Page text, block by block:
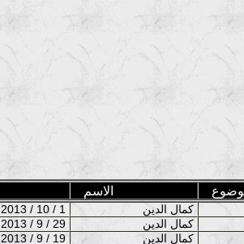
الاسم
2013 / 10 / 1 كمال الدين
2013 / 9 / 29
2013 / 9 / 19